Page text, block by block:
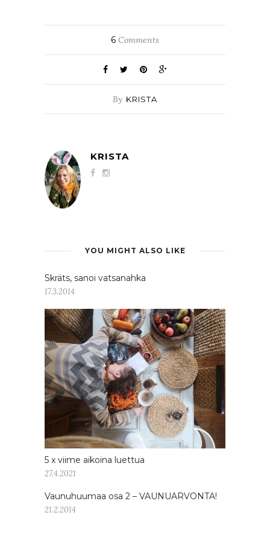
6 Comments
By KRISTA
KRISTA
YOU MIGHT ALSO LIKE
Skräts, sanoi vatsanahka
17.3.2014
5 x viime aikoina luettua
27.4.2021
Vaunuhuumaa osa 2 – VAUNUARVONTA!
21.2.2014